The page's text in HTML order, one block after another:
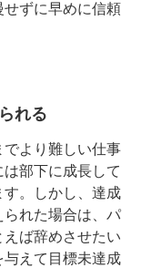
ずに早めに信頼
れる
でより難しい仕事
部下に成長して
。しかし、達成
れた場合は、パ
ば辞めさせたい
えて目標未達成